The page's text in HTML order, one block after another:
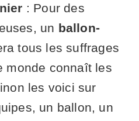
: Pour des
un ballon-
tous les suffrages
monde connaît les
les voici sur
un ballon, un